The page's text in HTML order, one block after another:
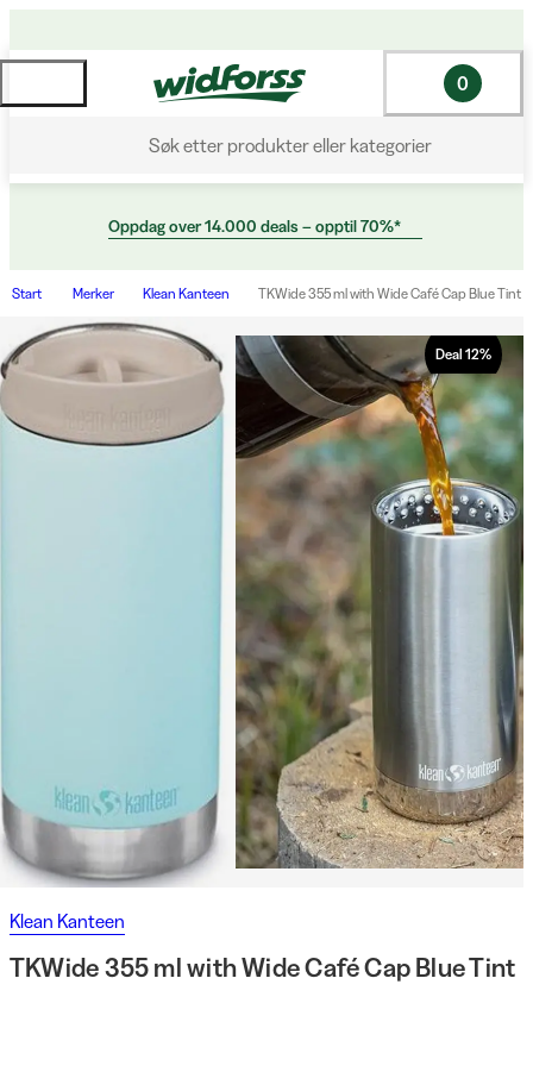
Søk etter produkter eller kategorier
0
Oppdag over 14.000 deals – opptil 70%*
Start Merker Klean Kanteen TKWide 355 ml with Wide Café Cap Blue Tint
Deal 12%
Klean Kanteen
TKWide 355 ml with Wide Café Cap Blue Tint